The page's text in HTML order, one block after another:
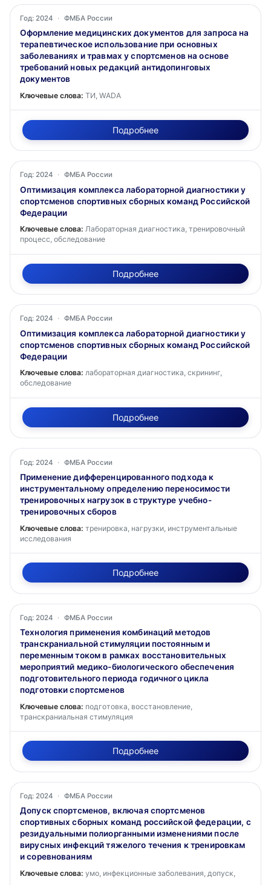
Год: 2024 · ФМБА России
Оформление медицинских документов для запроса на
терапевтическое использование при основных
заболеваниях и травмах у спортсменов на основе
требований новых редакций антидопинговых
документов
Ключевые слова: ТИ, WADA
Подробнее
Год: 2024 · ФМБА России
Оптимизация комплекса лабораторной диагностики у
спортсменов спортивных сборных команд Российской
Федерации
Ключевые слова: Лабораторная диагностика, тренировочный
процесс, обследование
Подробнее
Год: 2024 · ФМБА России
Оптимизация комплекса лабораторной диагностики у
спортсменов спортивных сборных команд Российской
Федерации
Ключевые слова: лабораторная диагностика, скрининг,
обследование
Подробнее
Год: 2024 · ФМБА России
Применение дифференцированного подхода к
инструментальному определению переносимости
тренировочных нагрузок в структуре учебно-
тренировочных сборов
Ключевые слова: тренировка, нагрузки, инструментальные
исследования
Подробнее
Год: 2024 · ФМБА России
Технология применения комбинаций методов
транскраниальной стимуляции постоянным и
переменным током в рамках восстановительных
мероприятий медико-биологического обеспечения
подготовительного периода годичного цикла
подготовки спортсменов
Ключевые слова: подготовка, восстановление,
транскраниальная стимуляция
Подробнее
Год: 2024 · ФМБА России
Допуск спортсменов, включая спортсменов
спортивных сборных команд российской федерации, с
резидуальными полиорганными изменениями после
вирусных инфекций тяжелого течения к тренировкам
и соревнованиям
Ключевые слова: умо, инфекционные заболевания, допуск,